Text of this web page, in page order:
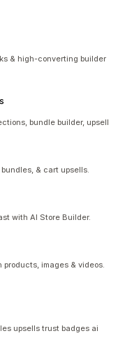
& high-converting builder
bundle builder, upsell
& cart upsells.
with AI Store Builder.
images & videos.
upsells trust badges ai